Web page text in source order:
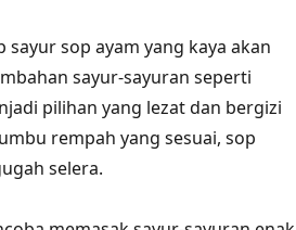
sop ayam yang kaya akan
sayur-sayuran seperti
pilihan yang lezat dan bergizi
rempah yang sesuai, sop
selera.